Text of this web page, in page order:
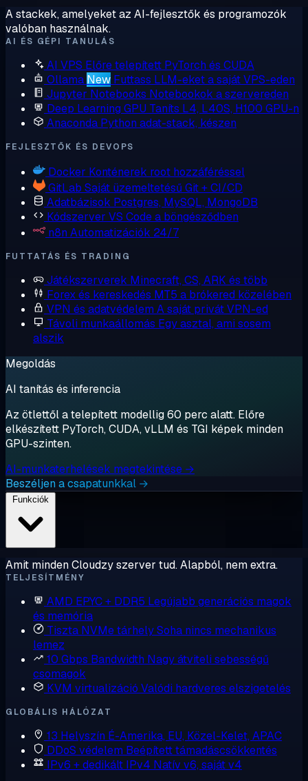
A stackek, amelyeket az AI-fejlesztők és programozók
valóban használnak.
AI ÉS GÉPI TANULÁS
AI VPS Előre telepített PyTorch és CUDA
Ollama New Futtass LLM-eket a saját VPS-eden
Jupyter Notebooks Notebookok a szervereden
Deep Learning GPU Taníts L4, L40S, H100 GPU-n
Anaconda Python adat-stack, készen
FEJLESZTŐK ÉS DEVOPS
Docker Konténerek root hozzáféréssel
GitLab Saját üzemeltetésű Git + CI/CD
Adatbázisok Postgres, MySQL, MongoDB
Kódszerver VS Code a böngésződben
n8n Automatizációk 24/7
FUTTATÁS ÉS TRADING
Játékszerverek Minecraft, CS, ARK és több
Forex és kereskedés MT5 a brókered közelében
VPN és adatvédelem A saját privát VPN-ed
Távoli munkaállomás Egy asztal, ami sosem
alszik
Megoldás
AI tanítás és inferencia
Az ötlettől a telepített modellig 60 perc alatt. Előre
elkészített PyTorch, CUDA, vLLM és TGI képek minden
GPU-szinten.
AI-munkaterhelések megtekintése →
Beszéljen a csapatunkkal →
Amit minden Cloudzy szerver tud. Alapból, nem extra.
TELJESÍTMÉNY
AMD EPYC + DDR5 Legújabb generációs magok
és memória
Tiszta NVMe tárhelySoha nincs mechanikus
lemez
10 Gbps Bandwidth Nagy átviteli sebességű
csomagok
KVM virtualizáció Valódi hardveres elszigetelés
GLOBÁLIS HÁLÓZAT
13 Helyszín É-Amerika, EU, Közel-Kelet, APAC
DDoS védelem Beépített támadáscsökkentés
IPv6 + dedikált IPv4 Natív v6, saját v4